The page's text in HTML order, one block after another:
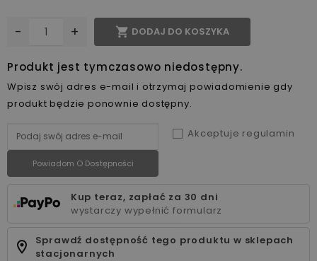
- +  DODAJ DO KOSZYKA
Produkt jest tymczasowo niedostępny.
Wpisz swój adres e-mail i otrzymaj powiadomienie gdy
produkt będzie ponownie dostępny.
Akceptuje regulamin
Powiadom O Dostępności
Kup teraz, zapłać za 30 dni
wystarczy wypełnić formularz
Sprawdź dostępność tego produktu w sklepach
stacjonarnych